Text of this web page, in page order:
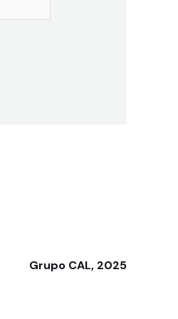
Grupo CAL, 2025